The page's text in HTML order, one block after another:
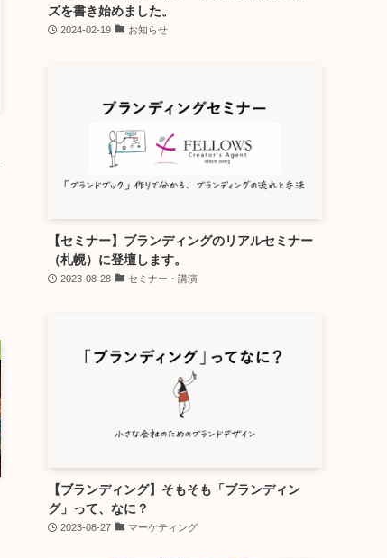
ズを書き始めました。
2024-02-19 お知らせ
【セミナー】ブランディングのリアルセミナー
（札幌）に登壇します。
2023-08-28 セミナー・講演
【ブランディング】そもそも「ブランディン
グ」って、なに？
2023-08-27 マーケティング